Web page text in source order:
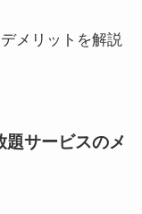
メリットを解説
サービスのメ